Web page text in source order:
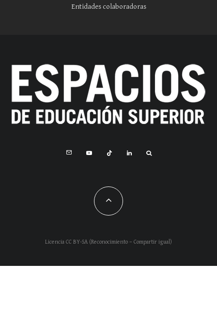
Entidades colaboradoras
Licencia CC BY-SA (Reconocimiento – Compartir igual)